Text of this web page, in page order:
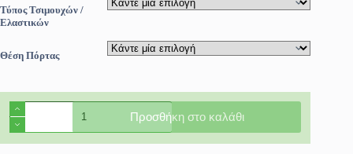
Τύπος Τσιμουχών /
Ελαστικών
Θέση Πόρτας
Λάστιχα
πόρτας
Renault
Clio
Προσθήκη στο καλάθι